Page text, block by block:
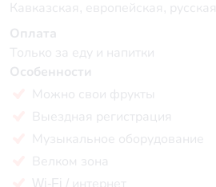
Кавказская, европейская, русская
Оплата
Только за еду и напитки
Особенности
Можно свои фрукты
Выездная регистрация
Музыкальное оборудование
Велком зона
Wi-Fi / интернет